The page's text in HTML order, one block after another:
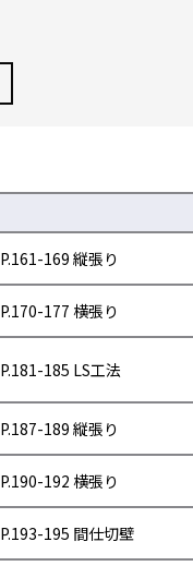
P.161-169 縦張り
P.170-177 横張り
P.181-185 LS工法
P.187-189 縦張り
P.190-192 横張り
P.193-195 間仕切壁